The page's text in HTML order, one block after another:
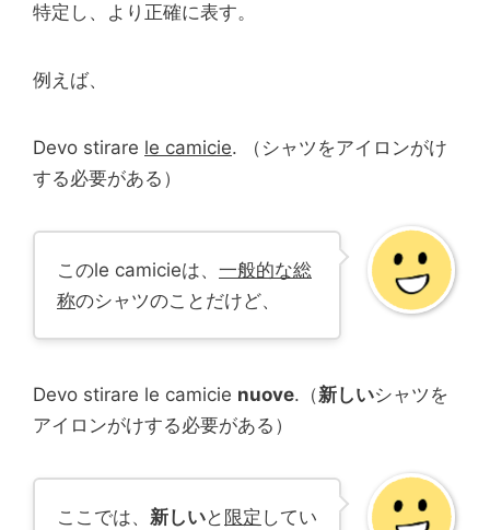
特定し、より正確に表す。
例えば、
Devo stirare le camicie. （シャツをアイロンがけ
する必要がある）
このle camicieは、 一般的な総
称のシャツのことだけど、
Devo stirare le camicie nuove.（新しいシャツを
アイロンがけする必要がある）
ここでは、 新しいと 限定 してい